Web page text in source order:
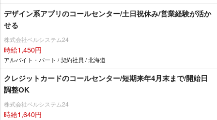
デザイン系アプリのコールセンター/土日祝休み/営業経験が活か
せる
株式会社ベルシステム24
時給1,450円
アルバイト・パート / 契約社員 / 北海道
クレジットカードのコールセンター/短期来年4月末まで/開始日
調整OK
株式会社ベルシステム24
時給1,640円